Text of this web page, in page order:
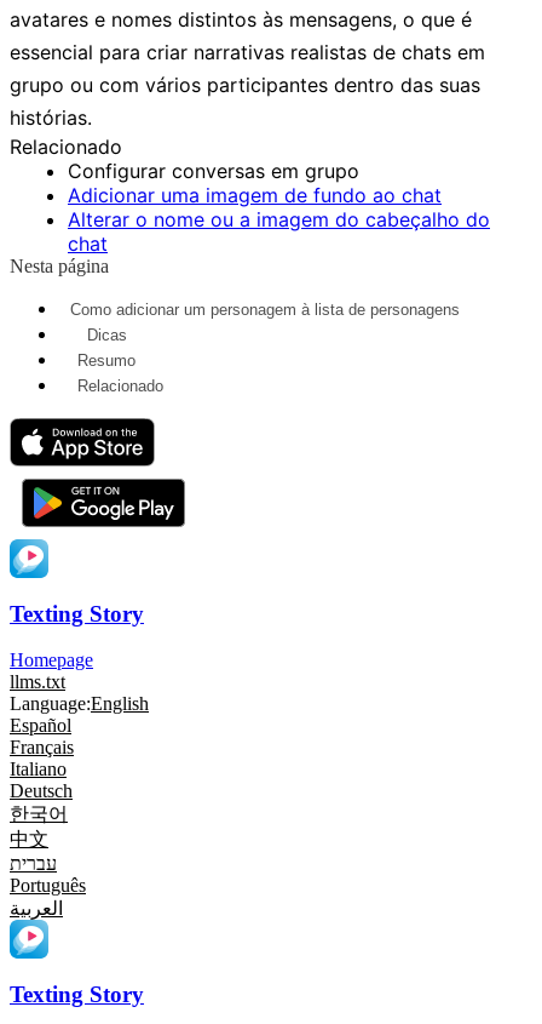
avatares e nomes distintos às mensagens, o que é
essencial para criar narrativas realistas de chats em
grupo ou com vários participantes dentro das suas
histórias.
Relacionado
Configurar conversas em grupo
Adicionar uma imagem de fundo ao chat
Alterar o nome ou a imagem do cabeçalho do
chat
Nesta página
Como adicionar um personagem à lista de personagens
Dicas
Resumo
Relacionado
Texting Story
Homepage
llms.txt
Language:English
Español
Français
Italiano
Deutsch
한국어
中文
עברית
Português
العربية
Texting Story